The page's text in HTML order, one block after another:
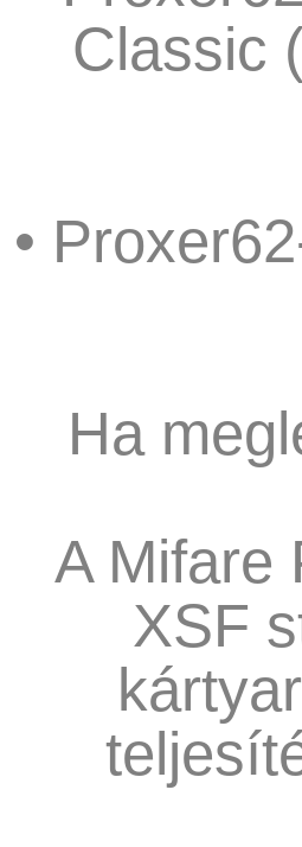
Classic
•
Ha
A Mifare
XSF